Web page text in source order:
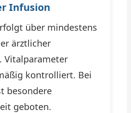
Infusion
über mindestens
ärztlicher
Vitalparameter
kontrolliert. Bei
besondere
geboten.